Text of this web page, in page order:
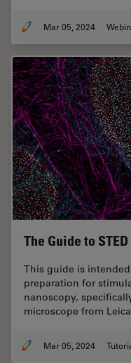
Mar 05, 2024
The Guide to
This guide is
preparation for
nanoscopy,
microscope from
Mar 05, 2024